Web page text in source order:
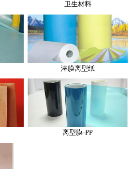
卫生材料
淋膜离型纸
离型膜-PP